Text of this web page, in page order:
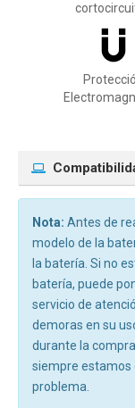
Nota: Antes de
modelo de la
la batería. Si no
batería, puede
servicio de
demoras en su
durante la
siempre estamos
problema.